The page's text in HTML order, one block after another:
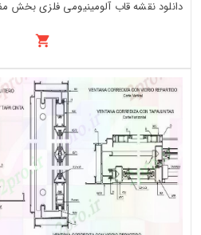
دانلود نقشه قاب آلومینیومی فلزی بخش